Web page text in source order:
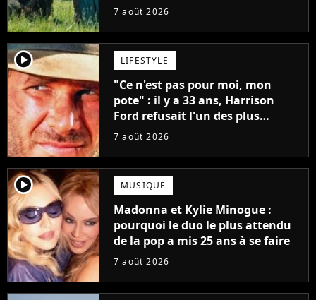
7 août 2026
player2 LIFESTYLE
"Ce n'est pas pour moi, mon
pote" : il y a 33 ans, Harrison
Ford refusait l'un des plus
grands succès de tous les temps
7 août 2026
player2 MUSIQUE
Madonna et Kylie Minogue :
pourquoi le duo le plus attendu
de la pop a mis 25 ans à se faire
7 août 2026